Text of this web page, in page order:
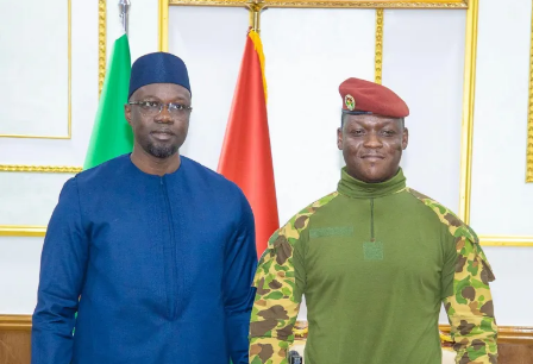
L’emploi et l’employabilité des jeunes ;
Les dynamiques migratoires ;
Le développement durable ;
Le pouvoir d’achat et la cherté de la vie ;
La préservation des libertés fondamentales ;
Un positionnement stratégique dans l’échiquier
politique
Cette annonce intervient alors que le paysage politique
sénégalais reste divisé sur l’opportunité même de ce
dialogue. En acceptant d’y participer tout en cherchant à
en redéfinir le périmètre, la Nouvelle Responsabilité
adopte une posture à la fois constructive et critique qui